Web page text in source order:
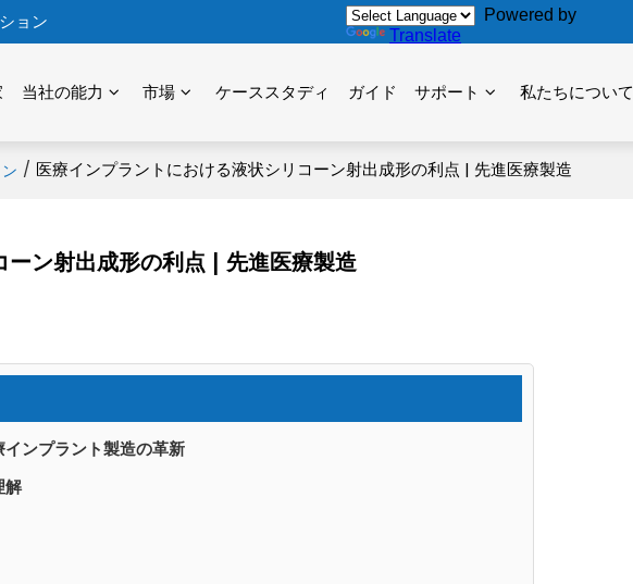
Powered by
Translate
ョン
当社の能力 市場 ケーススタディ ガイド サポート 私たちについて
/ 医療インプラントにおける液状シリコーン射出成形の利点 | 先進医療製造
ン射出成形の利点 | 先進医療製造
ンプラント製造の革新
解